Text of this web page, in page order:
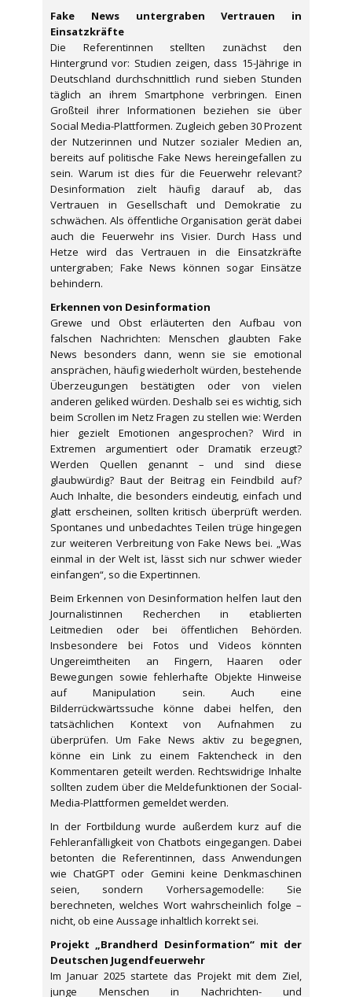
Fake News untergraben Vertrauen in
Einsatzkräfte
Die Referentinnen stellten zunächst den
Hintergrund vor: Studien zeigen, dass 15-Jährige in
Deutschland durchschnittlich rund sieben Stunden
täglich an ihrem Smartphone verbringen. Einen
Großteil ihrer Informationen beziehen sie über
Social Media-Plattformen. Zugleich geben 30 Prozent
der Nutzerinnen und Nutzer sozialer Medien an,
bereits auf politische Fake News hereingefallen zu
sein. Warum ist dies für die Feuerwehr relevant?
Desinformation zielt häufig darauf ab, das
Vertrauen in Gesellschaft und Demokratie zu
schwächen. Als öffentliche Organisation gerät dabei
auch die Feuerwehr ins Visier. Durch Hass und
Hetze wird das Vertrauen in die Einsatzkräfte
untergraben; Fake News können sogar Einsätze
behindern.
Erkennen von Desinformation
Grewe und Obst erläuterten den Aufbau von
falschen Nachrichten: Menschen glaubten Fake
News besonders dann, wenn sie sie emotional
ansprächen, häufig wiederholt würden, bestehende
Überzeugungen bestätigten oder von vielen
anderen geliked würden. Deshalb sei es wichtig, sich
beim Scrollen im Netz Fragen zu stellen wie: Werden
hier gezielt Emotionen angesprochen? Wird in
Extremen argumentiert oder Dramatik erzeugt?
Werden Quellen genannt – und sind diese
glaubwürdig? Baut der Beitrag ein Feindbild auf?
Auch Inhalte, die besonders eindeutig, einfach und
glatt erscheinen, sollten kritisch überprüft werden.
Spontanes und unbedachtes Teilen trüge hingegen
zur weiteren Verbreitung von Fake News bei. „Was
einmal in der Welt ist, lässt sich nur schwer wieder
einfangen“, so die Expertinnen.
Beim Erkennen von Desinformation helfen laut den
Journalistinnen Recherchen in etablierten
Leitmedien oder bei öffentlichen Behörden.
Insbesondere bei Fotos und Videos könnten
Ungereimtheiten an Fingern, Haaren oder
Bewegungen sowie fehlerhafte Objekte Hinweise
auf Manipulation sein. Auch eine
Bilderrückwärtssuche könne dabei helfen, den
tatsächlichen Kontext von Aufnahmen zu
überprüfen. Um Fake News aktiv zu begegnen,
könne ein Link zu einem Faktencheck in den
Kommentaren geteilt werden. Rechtswidrige Inhalte
sollten zudem über die Meldefunktionen der Social-
Media-Plattformen gemeldet werden.
In der Fortbildung wurde außerdem kurz auf die
Fehleranfälligkeit von Chatbots eingegangen. Dabei
betonten die Referentinnen, dass Anwendungen
wie ChatGPT oder Gemini keine Denkmaschinen
seien, sondern Vorhersagemodelle: Sie
berechneten, welches Wort wahrscheinlich folge –
nicht, ob eine Aussage inhaltlich korrekt sei.
Projekt „Brandherd Desinformation“ mit der
Deutschen Jugendfeuerwehr
Im Januar 2025 startete das Projekt mit dem Ziel,
junge Menschen in Nachrichten- und